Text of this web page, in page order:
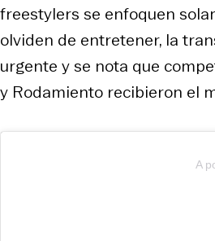
freestylers se enfoquen
olviden de entretener, la
urgente y se nota que
y Rodamiento recibieron el